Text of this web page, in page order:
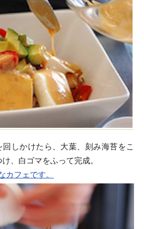
しかけたら、大葉、刻み海苔をこ
、白ゴマをふって完成。
フェです。